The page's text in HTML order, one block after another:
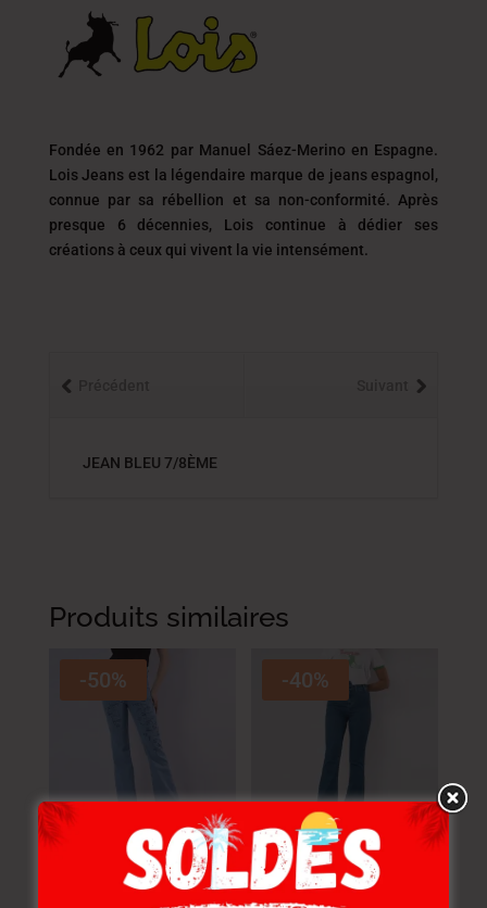
Fondée en 1962 par Manuel Sáez-Merino en Espagne.
Lois Jeans est la légendaire marque de jeans espagnol,
connue par sa rébellion et sa non-conformité. Après
presque 6 décennies, Lois continue à dédier ses
créations à ceux qui vivent la vie intensément.
JEAN BLEU 7/8ÈME
Produits similaires
-50%
Lois Jean Barry-03
Weat Femme Br
-40%
Lois Jean D70585-41
Stede Femme Bb 3